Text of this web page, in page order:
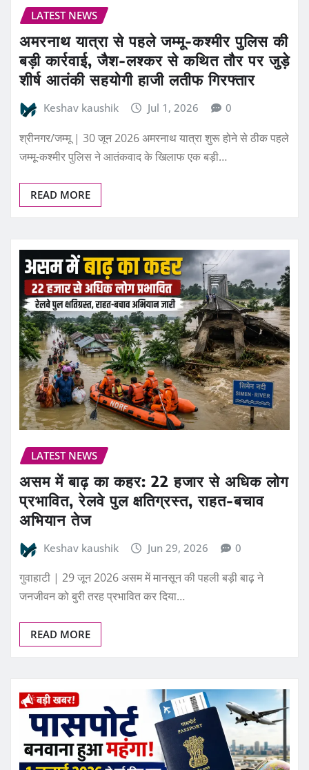
LATEST NEWS
अमरनाथ यात्रा से पहले जम्मू-कश्मीर पुलिस की
बड़ी कार्रवाई, जैश-लश्कर से कथित तौर पर जुड़े
शीर्ष आतंकी सहयोगी हाजी लतीफ गिरफ्तार
Keshav kaushik Jul 1, 2026 0
श्रीनगर/जम्मू | 30 जून 2026 अमरनाथ यात्रा शुरू होने से ठीक पहले
जम्मू-कश्मीर पुलिस ने आतंकवाद के खिलाफ एक बड़ी…
READ MORE
LATEST NEWS
असम में बाढ़ का कहर: 22 हजार से अधिक लोग
प्रभावित, रेलवे पुल क्षतिग्रस्त, राहत-बचाव
अभियान तेज
Keshav kaushik Jun 29, 2026 0
गुवाहाटी | 29 जून 2026 असम में मानसून की पहली बड़ी बाढ़ ने
जनजीवन को बुरी तरह प्रभावित कर दिया…
READ MORE